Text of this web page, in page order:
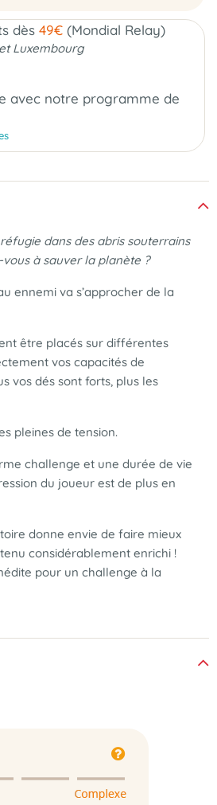
dès 49€ (Mondial Relay)
Luxembourg
avec notre programme de
dans des abris souterrains
à sauver la planète ?
ennemi va s’approcher de la
être placés sur différentes
vos capacités de
vos dés sont forts, plus les
pleines de tension.
challenge et une durée de vie
du joueur est de plus en
donne envie de faire mieux
considérablement enrichi !
pour un challenge à la